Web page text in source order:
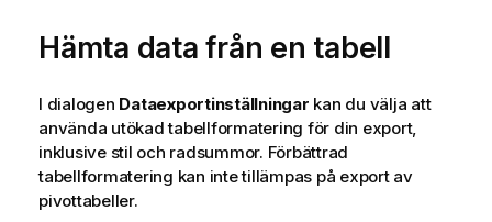
m
p
s
n
g
o
m
v
a
Hämta data från en tabell
I dialogen Dataexportinställningar kan du välja att
använda utökad tabellformatering för din export,
inklusive stil och radsummor. Förbättrad
tabellformatering kan inte tillämpas på export av
pivottabeller.